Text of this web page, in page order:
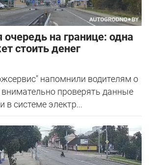
очередь на границе: одна
стоить денег
напомнили водителям о
проверять данные
в системе электр...